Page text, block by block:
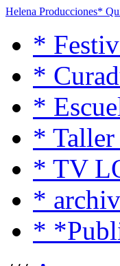
Helena Producciones*
*
*
*
*
* TV
*
*